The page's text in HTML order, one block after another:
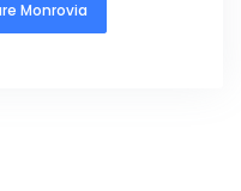
Monrovia